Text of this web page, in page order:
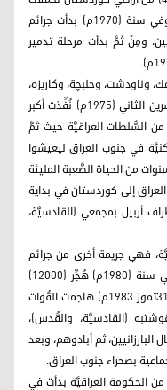
التَّرحيل، والتَّهجير من أرض الآباء، والأجداد. وفي سنة (1970م) بدأت جرائم
ومِنْ ثَمَّ بدأت مرحلة تدمير
وناودشت، وحلبچة، وكاريزه،
وزاخو) لحملات التَّدمير، وهدم القُرى. وفي تشرين الثاني (1975م) نُفِّذت أكبر
السُّلطات العراقيَّة حيث تَمَّ
في جنوب العراق ليعيشوا
من الحياة الصَّعبة المليئة
العراق إلى كوردستان في بداية
أربيل بمجمعي (القادسيَّة،
فهي جريمة أخرى من جرائم
الحكومات العراقيَّة ضد المواطنين الكُورد، ففي سنة (1980م) هُجِّر (12000)
ألف كوردي فيلي من العراق إلى إيران. وفي (31تموز 1983م) هاجمت القُوات
(القادسيَّة، والقُدس)،
واعتقلت (8000)من الرِّجال البارزانيين، ثم أبادوهم، وبعد
بصحراء جنوب العراق.
من الحكومة العراقيَّة بدأت في